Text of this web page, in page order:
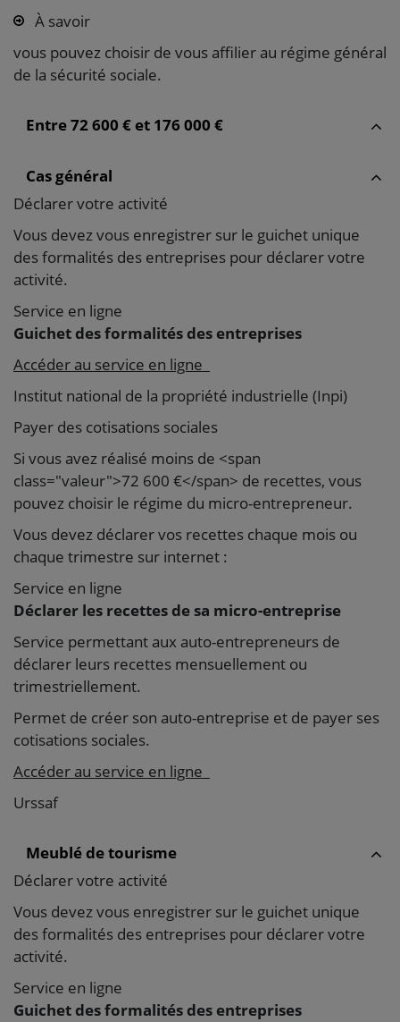
À savoir
vous pouvez choisir de vous affilier au régime général
de la sécurité sociale.
Entre 72 600 € et 176 000 €
Cas général
Déclarer votre activité
Vous devez vous enregistrer sur le guichet unique
des formalités des entreprises pour déclarer votre
activité.
Service en ligne
Guichet des formalités des entreprises
Accéder au service en ligne
Institut national de la propriété industrielle (Inpi)
Payer des cotisations sociales
Si vous avez réalisé moins de <span
class="valeur">72 600 €</span> de recettes, vous
pouvez choisir le régime du micro-entrepreneur.
Vous devez déclarer vos recettes chaque mois ou
chaque trimestre sur internet :
Service en ligne
Déclarer les recettes de sa micro-entreprise
Service permettant aux auto-entrepreneurs de
déclarer leurs recettes mensuellement ou
trimestriellement.
Permet de créer son auto-entreprise et de payer ses
cotisations sociales.
Accéder au service en ligne
Urssaf
Meublé de tourisme
Déclarer votre activité
Vous devez vous enregistrer sur le guichet unique
des formalités des entreprises pour déclarer votre
activité.
Service en ligne
Guichet des formalités des entreprises